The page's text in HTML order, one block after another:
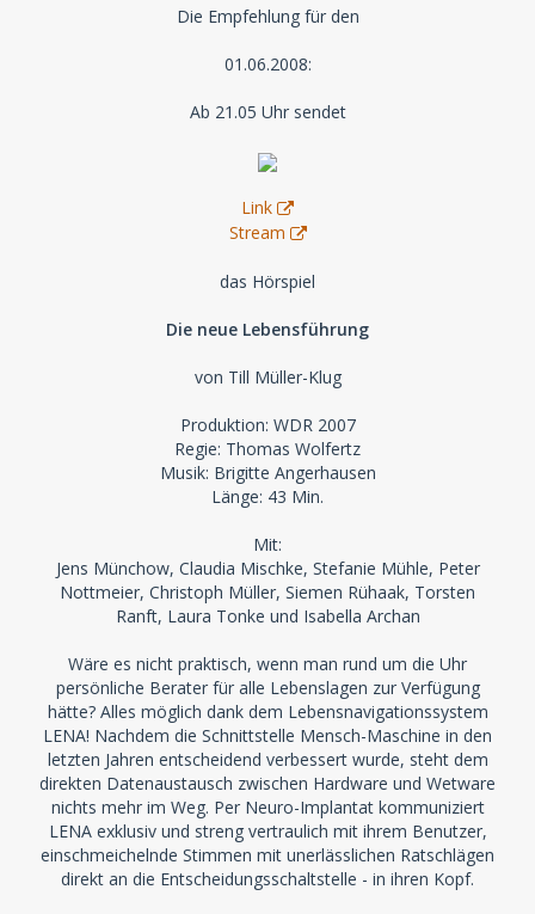
Die Empfehlung für den
01.06.2008:
Ab 21.05 Uhr sendet
Link
Stream
das Hörspiel
Die neue Lebensführung
von Till Müller-Klug
Produktion: WDR 2007
Regie: Thomas Wolfertz
Musik: Brigitte Angerhausen
Länge: 43 Min.
Mit:
Jens Münchow, Claudia Mischke, Stefanie Mühle, Peter
Nottmeier, Christoph Müller, Siemen Rühaak, Torsten
Ranft, Laura Tonke und Isabella Archan
Wäre es nicht praktisch, wenn man rund um die Uhr
persönliche Berater für alle Lebenslagen zur Verfügung
hätte? Alles möglich dank dem Lebensnavigationssystem
LENA! Nachdem die Schnittstelle Mensch-Maschine in den
letzten Jahren entscheidend verbessert wurde, steht dem
direkten Datenaustausch zwischen Hardware und Wetware
nichts mehr im Weg. Per Neuro-Implantat kommuniziert
LENA exklusiv und streng vertraulich mit ihrem Benutzer,
einschmeichelnde Stimmen mit unerlässlichen Ratschlägen
direkt an die Entscheidungsschaltstelle - in ihren Kopf.